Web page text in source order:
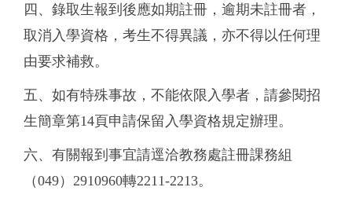
四、錄取生報到後應如期註冊，逾期未註冊者，
取消入學資格，考生不得異議，亦不得以任何理
由要求補救。
五、如有特殊事故，不能依限入學者，請參閱招
生簡章第14頁申請保留入學資格規定辦理。
六、有關報到事宜請逕洽教務處註冊課務組
（049）2910960轉2211-2213。